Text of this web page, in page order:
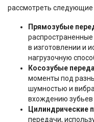
рассмотреть
Прямозубые
в изготовлении и
нагрузочную
Косозубые
моменты под
шумностью и
вхождению зубьев
Цилиндрические
передачи,